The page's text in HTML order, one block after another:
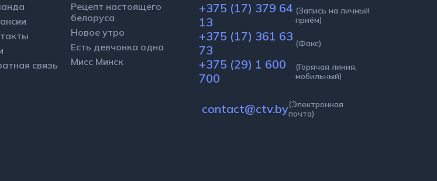
связь
Рецепт настоящего
белоруса
Новое утро
Есть девчонка одна
Мисс Минск
+375 (17) 379 64
13
(Запись на личный
приём)
+375 (17) 361 63
73
(Факс)
+375 (29) 1 600
700
(Горячая линия,
мобильный)
contact@ctv.by(Электронная
почта)